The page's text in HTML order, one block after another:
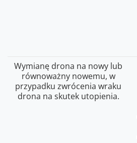
Wymianę drona na nowy lub
równoważny nowemu, w
przypadku zwrócenia wraku
drona na skutek utopienia.